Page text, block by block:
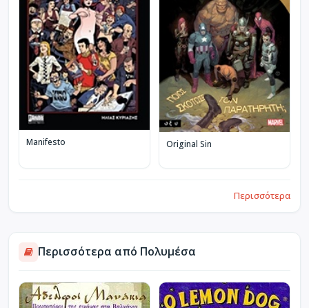
Manifesto Original Sin
Περισσότερα
Περισσότερα από Πολυμέσα